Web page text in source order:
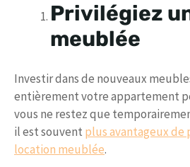
Privilégiez
meublée
Investir dans de nouveaux
entièrement votre appartement
vous ne restez que
il est souvent plus avantageux de
location meublée.